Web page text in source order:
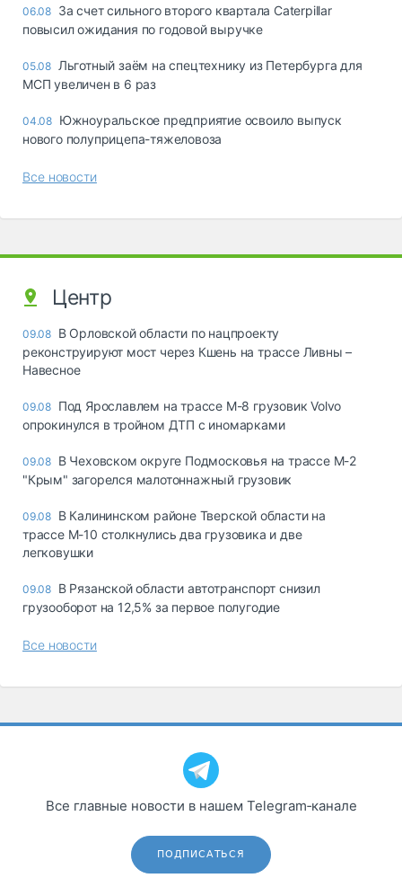
06.08 За счет сильного второго квартала Caterpillar
повысил ожидания по годовой выручке
05.08 Льготный заём на спецтехнику из Петербурга для
МСП увеличен в 6 раз
04.08 Южноуральское предприятие освоило выпуск
нового полуприцепа-тяжеловоза
Все новости
Центр
09.08 В Орловской области по нацпроекту
реконструируют мост через Кшень на трассе Ливны –
Навесное
09.08 Под Ярославлем на трассе М-8 грузовик Volvo
опрокинулся в тройном ДТП с иномарками
09.08 В Чеховском округе Подмосковья на трассе М-2
"Крым" загорелся малотоннажный грузовик
09.08 В Калининском районе Тверской области на
трассе М-10 столкнулись два грузовика и две
легковушки
09.08 В Рязанской области автотранспорт снизил
грузооборот на 12,5% за первое полугодие
Все новости
Все главные новости в нашем Telegram‑канале
ПОДПИСАТЬСЯ